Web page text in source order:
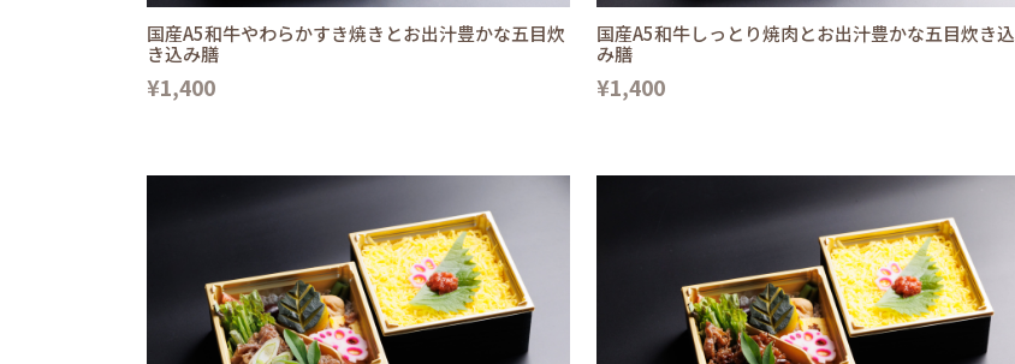
国産A5和牛やわらかすき焼きとお出汁豊かな五目炊
き込み膳
¥1,400
国産A5和牛しっとり焼肉とお出汁豊かな五目炊き込
み膳
¥1,400